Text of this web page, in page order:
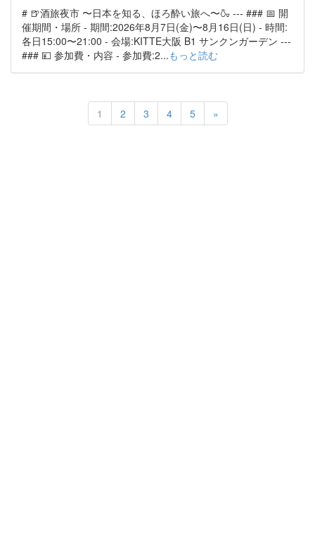
# 🍺酒旅夜市 〜日本を知る、ほろ酔い旅へ〜🍶 --- ### 📅 開
催期間・場所 - 期間:2026年8月7日(金)〜8月16日(日) - 時間:
各日15:00〜21:00 - 会場:KITTE大阪 B1 サンクンガーデン ---
### 💴 参加費・内容 - 参加費:2...もっと読む
1 2 3 4 5 »Next